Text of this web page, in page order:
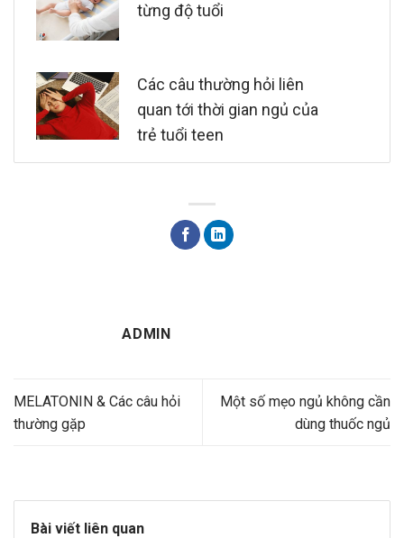
từng độ tuổi
Các câu thường hỏi liên
quan tới thời gian ngủ của
trẻ tuổi teen
ADMIN
MELATONIN & Các câu hỏi
thường gặp
Một số mẹo ngủ không cần
dùng thuốc ngủ
Bài viết liên quan